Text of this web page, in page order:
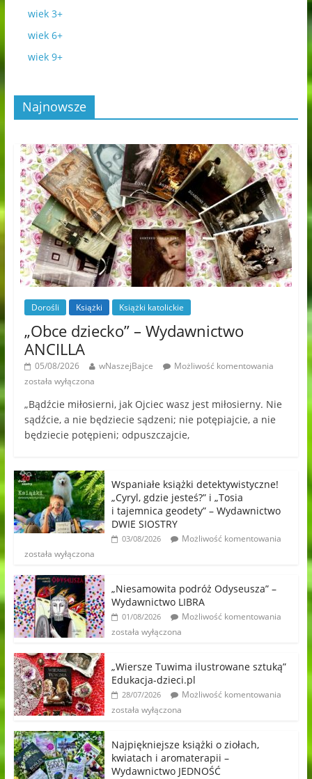
wiek 3+
wiek 6+
wiek 9+
Najnowsze
Dorośli Książki Książki katolickie
„Obce dziecko” – Wydawnictwo
ANCILLA
05/08/2026 wNaszejBajce
Możliwość komentowania
została wyłączona
„Bądźcie miłosierni, jak Ojciec wasz jest miłosierny. Nie
sądźcie, a nie będziecie sądzeni; nie potępiajcie, a nie
będziecie potępieni; odpuszczajcie,
Wspaniałe książki detektywistyczne!
„Cyryl, gdzie jesteś?” i „Tosia
i tajemnica geodety” – Wydawnictwo
DWIE SIOSTRY
03/08/2026
Możliwość komentowania
została wyłączona
„Niesamowita podróż Odyseusza” –
Wydawnictwo LIBRA
01/08/2026
Możliwość komentowania
została wyłączona
„Wiersze Tuwima ilustrowane sztuką”
Edukacja-dzieci.pl
28/07/2026
Możliwość komentowania
została wyłączona
Najpiękniejsze książki o ziołach,
kwiatach i aromaterapii –
Wydawnictwo JEDNOŚĆ